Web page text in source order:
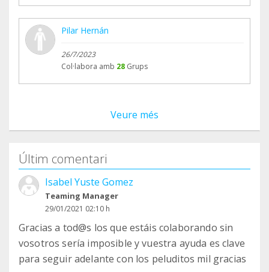
Pilar Hernán
26/7/2023
Col·labora amb 28 Grups
Veure més
Últim comentari
Isabel Yuste Gomez
Teaming Manager
29/01/2021 02:10 h
Gracias a tod@s los que estáis colaborando sin
vosotros sería imposible y vuestra ayuda es clave
para seguir adelante con los peluditos mil gracias